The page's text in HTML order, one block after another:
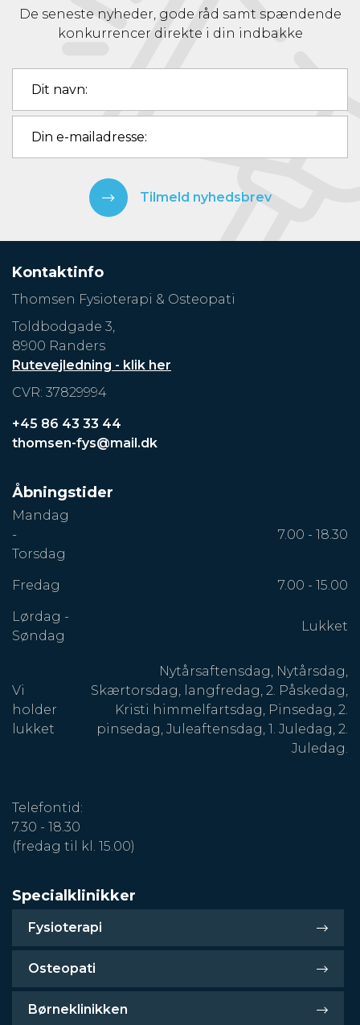
De seneste nyheder, gode råd samt spændende
konkurrencer direkte i din indbakke
Tilmeld nyhedsbrev
Kontaktinfo
Thomsen Fysioterapi & Osteopati
Toldbodgade 3,
8900 Randers
Rutevejledning - klik her
CVR: 37829994
+45 86 43 33 44
thomsen-fys@mail.dk
Åbningstider
Mandag
-
Torsdag
7.00 - 18.30
Fredag 7.00 - 15.00
Lørdag -
Søndag
Lukket
Vi
holder
lukket
Nytårsaftensdag, Nytårsdag,
Skærtorsdag, langfredag, 2. Påskedag,
Kristi himmelfartsdag, Pinsedag, 2.
pinsedag, Juleaftensdag, 1. Juledag, 2.
Juledag.
Telefontid:
7.30 - 18.30
(fredag til kl. 15.00)
Specialklinikker
Fysioterapi
Osteopati
Børneklinikken